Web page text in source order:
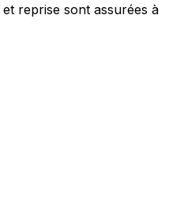
reprise sont assurées à